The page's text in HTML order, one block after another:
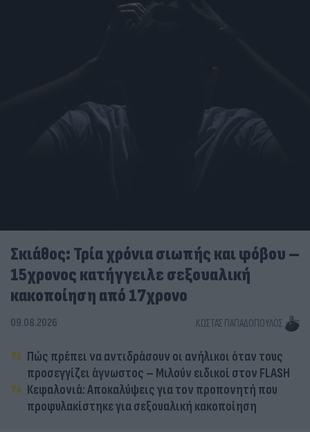
Σκιάθος: Τρία χρόνια σιωπής και φόβου –
15χρονος κατήγγειλε σεξουαλική
κακοποίηση από 17χρονο
09.08.2026 ΚΏΣΤΑΣ ΠΑΠΑΔΌΠΟΥΛΟΣ
Πώς πρέπει να αντιδράσουν οι ανήλικοι όταν τους
προσεγγίζει άγνωστος – Μιλούν ειδικοί στον FLASH
Κεφαλονιά: Αποκαλύψεις για τον προπονητή που
προφυλακίστηκε για σεξουαλική κακοποίηση